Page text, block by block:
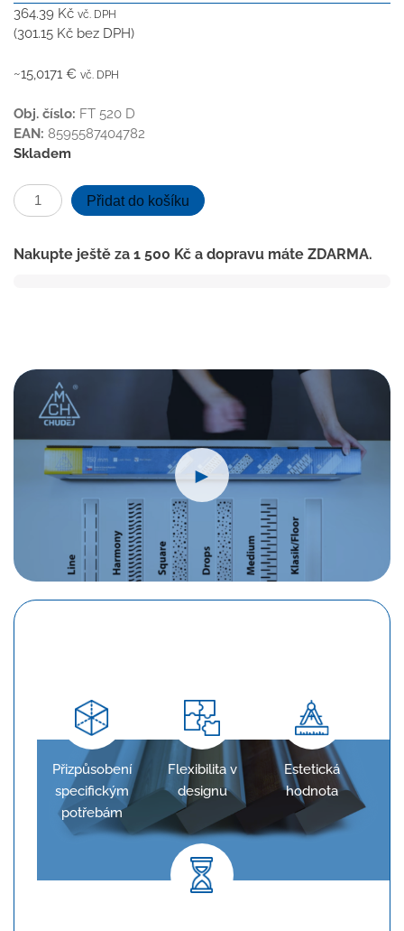
364.39 Kč vč. DPH
(301.15 Kč bez DPH)
~15,0171 € vč. DPH
Obj. číslo: FT 520 D
EAN: 8595587404782
Skladem
FOR-
TOP
Spojovací
Přidat do košíku
Nakupte ještě za 1 500 Kč a dopravu máte ZDARMA.
►
Přizpůsobení
specifickým
potřebám
Flexibilita v
designu
Estetická
hodnota